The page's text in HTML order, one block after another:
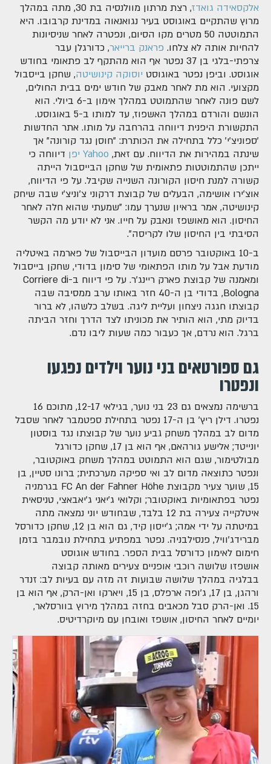
אלקסאידה גואדז
, רצת מרתון מוולנסיה בת 30, מתה במהלך
מרוץ שהתקיים באוגוסט בעיר נגואנאוה במדינת קרבובו. היא
התמוטטה 50 מטרים מקו הסיום, ונפטרה לאחר שניסיונות
להחיות אותה לא צלחו. פראנק ברייאר, כדורגלן עבר
צרפתי-בלגי בן 37 נפטר אף הוא מהתקף לב פתאומי בחודש
אוגוסט. וביפן נפטר באוגוסט יוסוקה קינושיטה, שחקן בייסבול
מקצועי. הוא מת לאחר מאבק של חודש ימים בבית החולים,
לשם פונה לאחר שהתמוטט במהלך אימון ב-6 ביולי. הוא
הונשם והורדם במהלך האשפוז, עד למותו ב-5 באוגוסט.
התקשורת היפנית דיווחה בהרחבה על מותו. אתר החדשות
'ספוניצ'י' כלל בתחילה את הכותרת: "חוסן נגד קורונה" אך
שינתה במהירות את הדיווח. עם זאת, Yahoo יפן
דיווחה כי
ייתכן שהתמוטטות פתאומית של שחקן הבייסבול הייתה
קשורה למנת חיסון הקורונה השנייה שקיבל. על פי הדיווח,
אוצ'ירו אושימה, הבעלים של קבוצת דרקוני צ'וניצ'י שבה שיחק
קינושיטה, אמר בראיון שנערך עמו: "שמעתי שהוא חלה לאחר
החיסון. הוא מאושפז ונאבק על חייו. אני לא יודע מה הקשר
הסיבתי בין החיסון שלו לקריסה".
ב-10 באוקטובר פרסם מועדון הבייסבול של פארמה באיטליה
מודעת אבל על מותו הפתאומי של סימון בדודי, שחקן בייסבול
ומאמנה של קבוצת פארק ריינג'ר. על פי דיווח ב-Corriere di
Bologna, בדודי בן ה-40 חזר באותו ערב ממסיבה שבה
קבוצתו חגגה ניצחון ועליית ליגה. בשלב כלשהו, לא ברור
בדיוק מתי, הוא הותיר את מכוניתו לצד הדרך וחזר הביתה
ברגל. הוא נרדם, אך כעבור כמה שעות ליבו נדם.
גם ספורטאים בני נוער וילדים נפגעו
ונפטרו
ברשימה נמצאים גם 23 בני נוער, בגילאי 12-17, מתוכם 16
נפטרו. דילן ריץ' בן ה-17 נפטר בתחילת ספטמבר לאחר שסבל
מדום לב במהלך משחק גביע נוער של קבוצתו נגד בוסטון
יונייטד; אלישע גורהאם, אף הוא בן 17, שחקן כדורגל
מבולטימור, שגם הוא התמוטט במהלך משחק באוקטובר,
ונפטר כתוצאה מדום לב ואי ספיקה מערכתית; ברונו סטיין, בן
15, שוער צעיר מקבוצת FC An der Fahner Höhe בגרמניה
נפטר בפתאומיות באוקטובר; וקלואי ג'יאני ג'יאבאצי, טניסאית
איטלקייה צעירה בת 12 בלבד, שבחודש יוני נמצאה מתה
במיטתה על ידי אמה; ג'ייסון קיד, גם הוא בן 12, שחקן כדורסל
מברידג'וויל, פנסילבניה. נפטר במפתיע בתחילת נובמבר בזמן
חימום לאימון כדורסל בבית הספר. בחודש אוגוסט
אושפזו שלושה רוכבי אופניים צעירים מאותה קבוצה
בבלגיה במהלך שלושה שבועות זה מזה עם בעיות לב: זנדר
ורהגן, בן 17, ג'ופה ארפלס, בן 15, ויארקו ואן-הרק, אף הוא בן
15. ואן-הרק סבל מכאבים בחזה במהלך מירוץ בוורסלאר,
יומיים לאחר החיסון, אושפז ואובחן עם מיוקרדיטיס.